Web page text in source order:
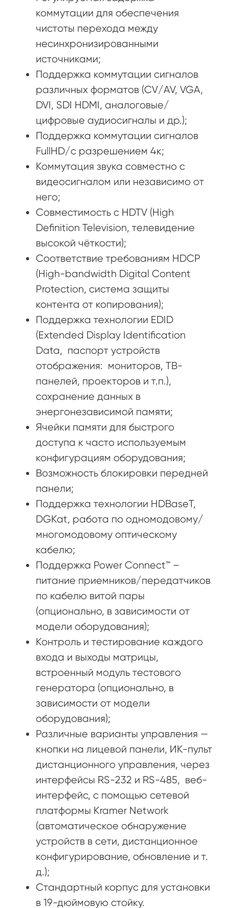
коммутации для обеспечения
чистоты перехода между
несинхронизированными
источниками;
Поддержка коммутации сигналов
различных форматов (CV/AV, VGA,
DVI, SDI HDMI, аналоговые/
цифровые аудиосигналы и др.);
Поддержка коммутации сигналов
FullHD/c разрешением 4к;
Коммутация звука совместно с
видеосигналом или независимо от
него;
Совместимость с HDTV (High
Definition Television, телевидение
высокой чёткости);
Соответствие требованиям HDCP
(High-bandwidth Digital Content
Protection, система защиты
контента от копирования);
Поддержка технологии EDID
(Extended Display Identification
Data, паспорт устройств
отображения: мониторов, ТВ-
панелей, проекторов и т.п.),
сохранение данных в
энергонезависимой памяти;
Ячейки памяти для быстрого
доступа к часто используемым
конфигурациям оборудования;
Возможность блокировки передней
панели;
Поддержка технологии HDBaseT,
DGKat, работа по одномодовому/
многомодовому оптическому
кабелю;
Поддержка Power Connect™ –
питание приемников/передатчиков
по кабелю витой пары
(опционально, в зависимости от
модели оборудования);
Контроль и тестирование каждого
входа и выходы матрицы,
встроенный модуль тестового
генератора (опционально, в
зависимости от модели
оборудования);
Различные варианты управления —
кнопки на лицевой панели, ИК-пульт
дистанционного управления, через
интерфейсы RS-232 и RS-485, веб-
интерфейс, с помощью сетевой
платформы Kramer Network
(автоматическое обнаружение
устройств в сети, дистанционное
конфигурирование, обновление и т.
д.);
Стандартный корпус для установки
в 19-дюймовую стойку.